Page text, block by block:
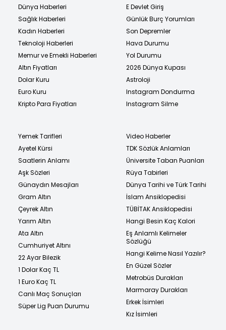
Dünya Haberleri
Sağlık Haberleri
Kadın Haberleri
Teknoloji Haberleri
Memur ve Emekli Haberleri
Altın Fiyatları
Dolar Kuru
Euro Kuru
Kripto Para Fiyatları
E Devlet Giriş
Günlük Burç Yorumları
Son Depremler
Hava Durumu
Yol Durumu
2026 Dünya Kupası
Astroloji
Instagram Dondurma
Instagram Silme
Yemek Tarifleri
Ayetel Kürsi
Saatlerin Anlamı
Aşk Sözleri
Günaydın Mesajları
Gram Altın
Çeyrek Altın
Yarım Altın
Ata Altın
Cumhuriyet Altını
22 Ayar Bilezik
1 Dolar Kaç TL
1 Euro Kaç TL
Canlı Maç Sonuçları
Süper Lig Puan Durumu
Video Haberler
TDK Sözlük Anlamları
Üniversite Taban Puanları
Rüya Tabirleri
Dünya Tarihi ve Türk Tarihi
İslam Ansiklopedisi
TÜBİTAK Ansiklopedisi
Hangi Besin Kaç Kalori
Eş Anlamlı Kelimeler
Sözlüğü
Hangi Kelime Nasıl Yazılır?
En Güzel Sözler
Metrobüs Durakları
Marmaray Durakları
Erkek İsimleri
Kız İsimleri